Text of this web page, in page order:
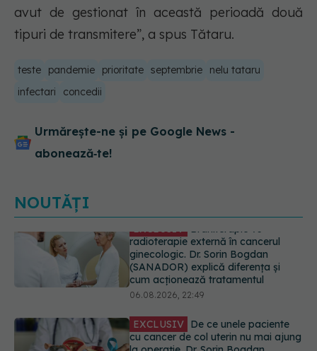
avut de gestionat în această perioadă două
tipuri de transmitere”, a spus Tătaru.
teste pandemie prioritate septembrie
nelu tataru
infectari
concedii
Urmărește-ne și pe Google News -
abonează‑te!
NOUTĂȚI
EXCLUSIV De ce unele paciente
cu cancer de col uterin nu mai ajung
la operație. Dr. Sorin Bogdan
(SANADOR): Intervenția
chirurgicală, doar în situații
particulare
06.08.2026, 20:45